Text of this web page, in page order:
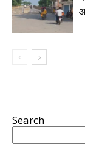
Search